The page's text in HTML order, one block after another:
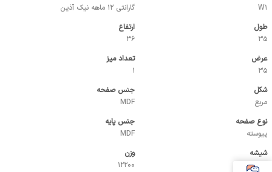
W1
گارانتی 12 ماهه نیک آذین
طول
35
ارتفاع
36
عرض
35
تعداد میز
1
شکل
مربع
جنس صفحه
MDF
نوع صفحه
پیوسته
جنس پایه
MDF
شیشه
ندارد
وزن
12200